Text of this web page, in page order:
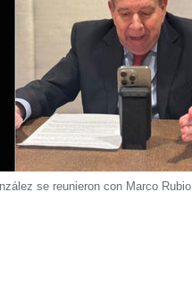
se reunieron con Marco Rubio